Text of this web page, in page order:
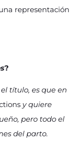
representación
?
título, es que en
y quiere
pero todo el
del parto.